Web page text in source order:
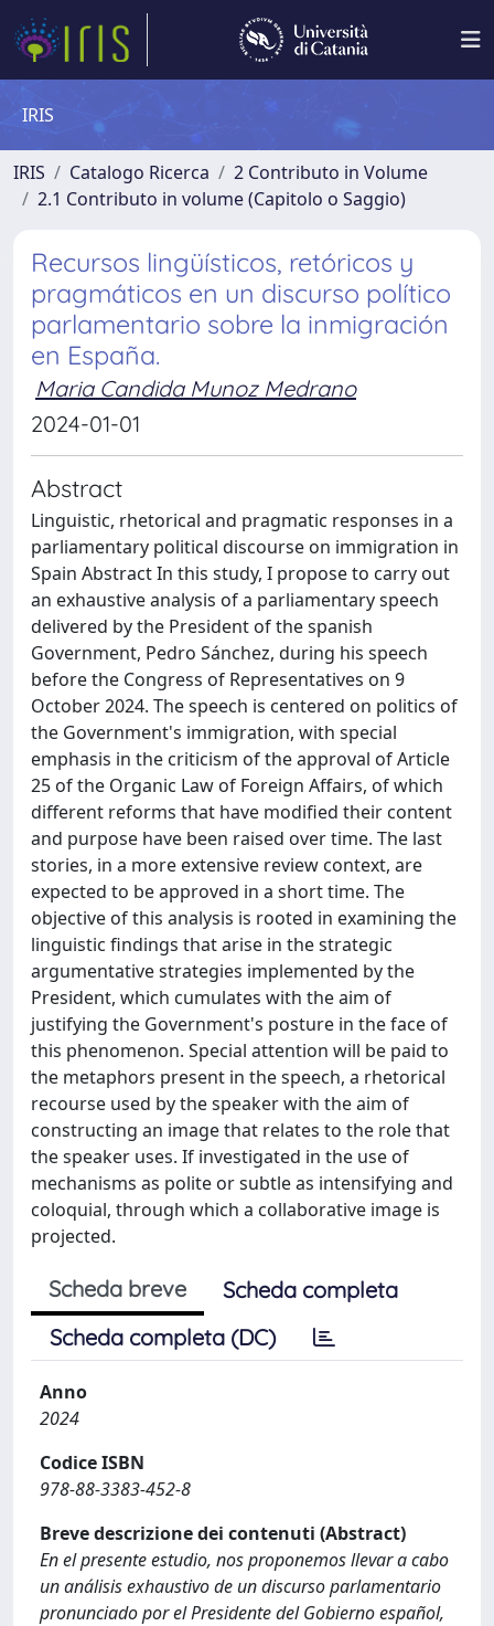
IRIS
IRIS Catalogo Ricerca
2 Contributo in Volume
2.1 Contributo in volume (Capitolo o Saggio)
Recursos lingüísticos, retóricos y
pragmáticos en un discurso político
parlamentario sobre la inmigración
en España.
Maria Candida Munoz Medrano
2024-01-01
Abstract
Linguistic, rhetorical and pragmatic responses in a
parliamentary political discourse on immigration in
Spain Abstract In this study, I propose to carry out
an exhaustive analysis of a parliamentary speech
delivered by the President of the spanish
Government, Pedro Sánchez, during his speech
before the Congress of Representatives on 9
October 2024. The speech is centered on politics of
the Government's immigration, with special
emphasis in the criticism of the approval of Article
25 of the Organic Law of Foreign Affairs, of which
different reforms that have modified their content
and purpose have been raised over time. The last
stories, in a more extensive review context, are
expected to be approved in a short time. The
objective of this analysis is rooted in examining the
linguistic findings that arise in the strategic
argumentative strategies implemented by the
President, which cumulates with the aim of
justifying the Government's posture in the face of
this phenomenon. Special attention will be paid to
the metaphors present in the speech, a rhetorical
recourse used by the speaker with the aim of
constructing an image that relates to the role that
the speaker uses. If investigated in the use of
mechanisms as polite or subtle as intensifying and
coloquial, through which a collaborative image is
projected.
Scheda breve
Scheda completa
Scheda completa (DC)
Anno
2024
Codice ISBN
978-88-3383-452-8
Breve descrizione dei contenuti (Abstract)
En el presente estudio, nos proponemos llevar a cabo
un análisis exhaustivo de un discurso parlamentario
pronunciado por el Presidente del Gobierno español,